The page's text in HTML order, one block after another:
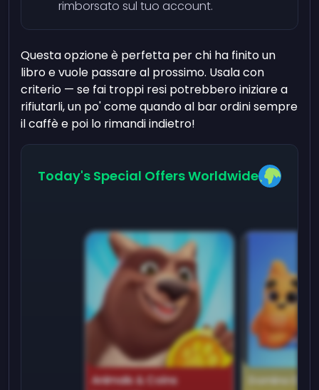
rimborsato sul tuo account.
Questa opzione è perfetta per chi ha finito un
libro e vuole passare al prossimo. Usala con
criterio — se fai troppi resi potrebbero iniziare a
rifiutarli, un po' come quando al bar ordini sempre
il caffè e poi lo rimandi indietro!
Today's Special Offers Worldwide
Animals & Coins Domino